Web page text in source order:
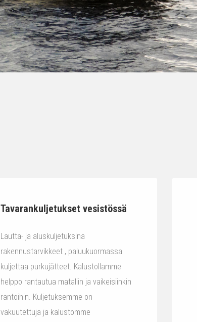
Tavarankuljetukset vesistössä
Lautta- ja aluskuljetuksina
rakennustarvikkeet , paluukuormassa
kuljettaa purkujätteet. Kalustollamme
helppo rantautua mataliin ja vaikeisiinkin
rantoihin. Kuljetuksemme on
vakuutettuja ja kalustomme